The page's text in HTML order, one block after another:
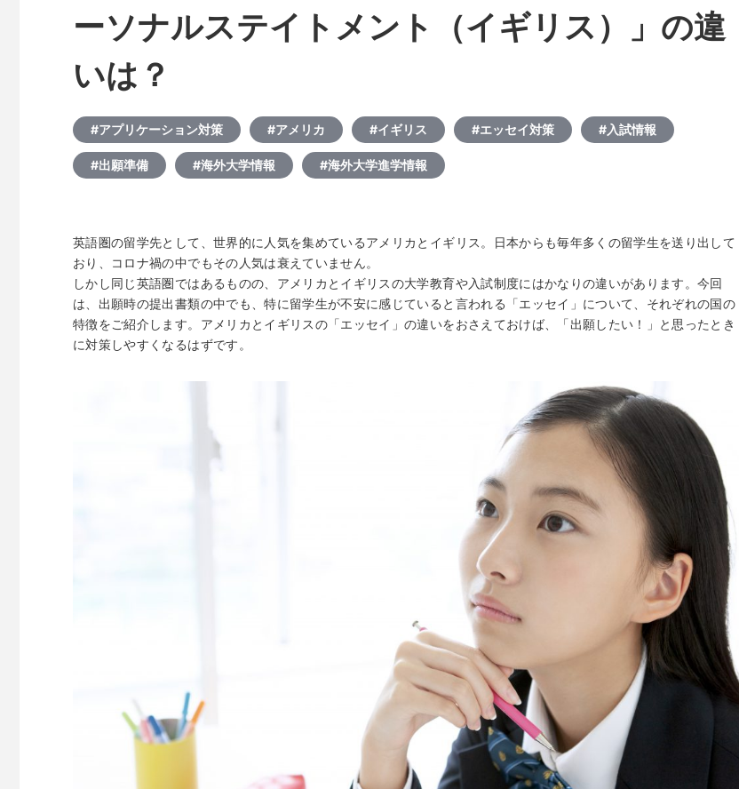
ーソナルステイトメント（イギリス）」の違
いは？
#アプリケーション対策 #アメリカ #イギリス #エッセイ対策 #入試情報
#出願準備 #海外大学情報 #海外大学進学情報
英語圏の留学先として、世界的に人気を集めているアメリカとイギリス。日本からも毎年多くの留学生を送り出して
おり、コロナ禍の中でもその人気は衰えていません。
しかし同じ英語圏ではあるものの、アメリカとイギリスの大学教育や入試制度にはかなりの違いがあります。今回
は、出願時の提出書類の中でも、特に留学生が不安に感じていると言われる「エッセイ」について、それぞれの国の
特徴をご紹介します。アメリカとイギリスの「エッセイ」の違いをおさえておけば、「出願したい！」と思ったとき
に対策しやすくなるはずです。